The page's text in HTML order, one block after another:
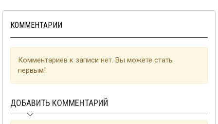
КОММЕНТАРИИ
Комментариев к записи нет. Вы можете стать
первым!
ДОБАВИТЬ КОММЕНТАРИЙ